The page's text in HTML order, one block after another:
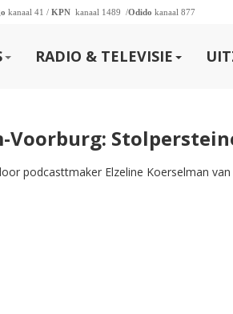
kanaal 41 / KPN kanaal 1489 /Odido kanaal 877
RADIO & TELEVISIE
Voorburg:
podcasttmaker Elzeline Koerselman